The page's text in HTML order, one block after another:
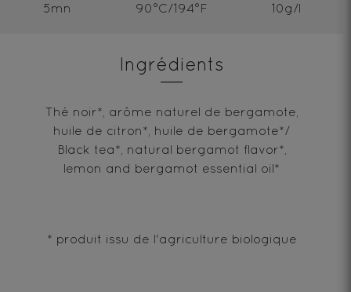
5mn 90°C/194°F 10g/l
Ingrédients
Thé noir*, arôme naturel de bergamote,
huile de citron*, huile de bergamote*/
Black tea*, natural bergamot flavor*,
lemon and bergamot essential oil*
* produit issu de l'agriculture biologique